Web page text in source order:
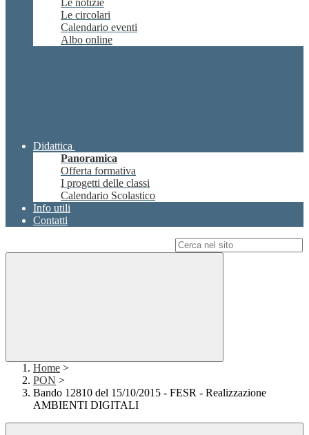
Le notizie
Le circolari
Calendario eventi
Albo online
Didattica
Panoramica
Offerta formativa
I progetti delle classi
Calendario Scolastico
Info utili
Contatti
Home >
PON >
Bando 12810 del 15/10/2015 - FESR - Realizzazione
AMBIENTI DIGITALI